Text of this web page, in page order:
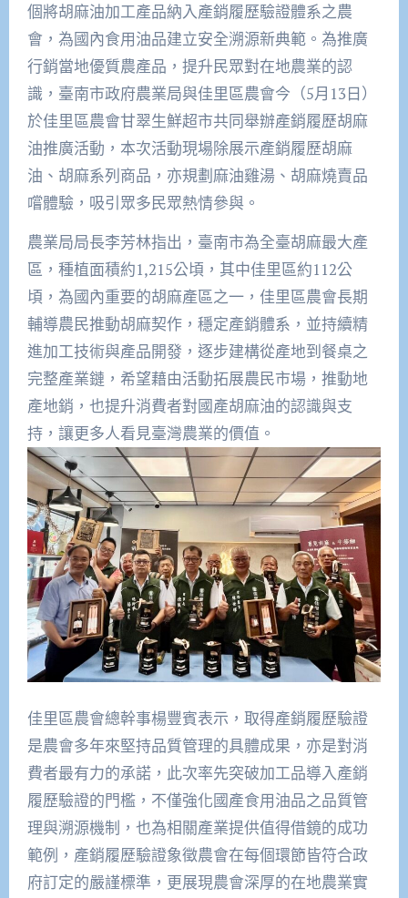
個將胡麻油加工產品納入產銷履歷驗證體系之農
會，為國內食用油品建立安全溯源新典範。為推廣
行銷當地優質農產品，提升民眾對在地農業的認
識，臺南市政府農業局與佳里區農會今（5月13日）
於佳里區農會甘翠生鮮超市共同舉辦產銷履歷胡麻
油推廣活動，本次活動現場除展示產銷履歷胡麻
油、胡麻系列商品，亦規劃麻油雞湯、胡麻燒賣品
嚐體驗，吸引眾多民眾熱情參與。
農業局局長李芳林指出，臺南市為全臺胡麻最大產
區，種植面積約1,215公頃，其中佳里區約112公
頃，為國內重要的胡麻產區之一，佳里區農會長期
輔導農民推動胡麻契作，穩定產銷體系，並持續精
進加工技術與產品開發，逐步建構從產地到餐桌之
完整產業鏈，希望藉由活動拓展農民市場，推動地
產地銷，也提升消費者對國產胡麻油的認識與支
持，讓更多人看見臺灣農業的價值。
佳里區農會總幹事楊豐賓表示，取得產銷履歷驗證
是農會多年來堅持品質管理的具體成果，亦是對消
費者最有力的承諾，此次率先突破加工品導入產銷
履歷驗證的門檻，不僅強化國產食用油品之品質管
理與溯源機制，也為相關產業提供值得借鏡的成功
範例，產銷履歷驗證象徵農會在每個環節皆符合政
府訂定的嚴謹標準，更展現農會深厚的在地農業實